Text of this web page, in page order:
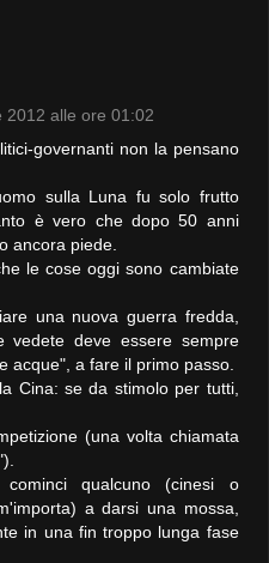
2012 alle ore 01:02
governanti non la pensano
sulla Luna fu solo frutto
è vero che dopo 50 anni
ancora piede.
le cose oggi sono cambiate
una nuova guerra fredda,
vedete deve essere sempre
acque", a fare il primo passo.
Cina: se da stimolo per tutti,
(una volta chiamata
qualcuno (cinesi o
a darsi una mossa,
in una fin troppo lunga fase